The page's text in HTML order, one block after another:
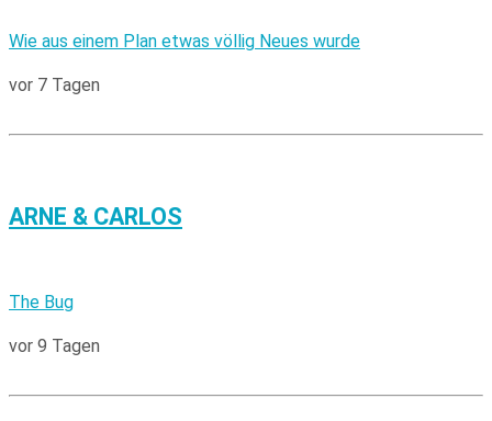
Wie aus einem Plan etwas völlig Neues wurde
vor 7 Tagen
ARNE & CARLOS
The Bug
vor 9 Tagen